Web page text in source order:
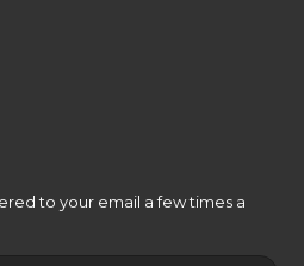
to your email a few times a